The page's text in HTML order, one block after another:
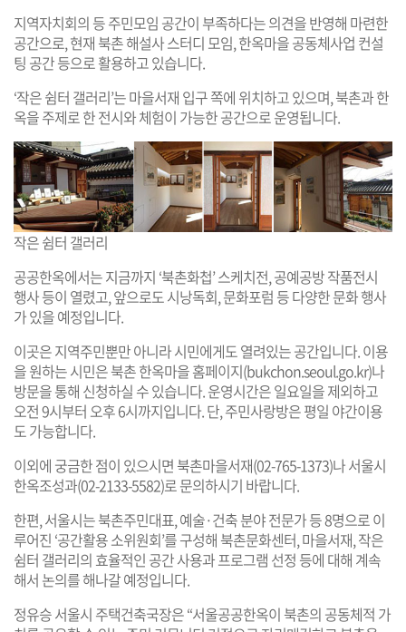
지역자치회의 등 주민모임 공간이 부족하다는 의견을 반영해 마련한
공간으로, 현재 북촌 해설사 스터디 모임, 한옥마을 공동체사업 컨설
팅 공간 등으로 활용하고 있습니다.
‘작은 쉼터 갤러리’는 마을서재 입구 쪽에 위치하고 있으며, 북촌과 한
옥을 주제로 한 전시와 체험이 가능한 공간으로 운영됩니다.
작은 쉼터 갤러리
공공한옥에서는 지금까지 ‘북촌화첩’ 스케치전, 공예공방 작품전시
행사 등이 열렸고, 앞으로도 시낭독회, 문화포럼 등 다양한 문화 행사
가 있을 예정입니다.
이곳은 지역주민뿐만 아니라 시민에게도 열려있는 공간입니다. 이용
을 원하는 시민은 북촌 한옥마을 홈페이지(bukchon.seoul.go.kr)나
방문을 통해 신청하실 수 있습니다. 운영시간은 일요일을 제외하고
오전 9시부터 오후 6시까지입니다. 단, 주민사랑방은 평일 야간이용
도 가능합니다.
이외에 궁금한 점이 있으시면 북촌마을서재(02-765-1373)나 서울시
한옥조성과(02-2133-5582)로 문의하시기 바랍니다.
한편, 서울시는 북촌주민대표, 예술·건축 분야 전문가 등 8명으로 이
루어진 ‘공간활용 소위원회’를 구성해 북촌문화센터, 마을서재, 작은
쉼터 갤러리의 효율적인 공간 사용과 프로그램 선정 등에 대해 계속
해서 논의를 해나갈 예정입니다.
정유승 서울시 주택건축국장은 “서울공공한옥이 북촌의 공동체적 가